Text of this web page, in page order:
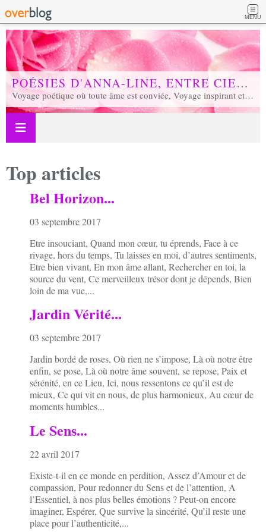
MENU
POÉSIES D'ANNA-LINE, ENTRE CIEL ET TERRE...
Voyage poétique où toute âme est conviée, Voyage inspirant et inspiré, Voyage en soi et d'unité, Voyage au coeur de notre réalité...
Top articles
Bel Horizon...
03 septembre 2017
Etre insouciant, Quand mon cœur, tu éprends, Face à ce
rivage, hors du temps, Tu laisses en moi, d’autres sentiments,
Etre bien vivant, En mon âme allant, Rechercher en toi, la
source du vent, Ce merveilleux trésor dont je dépends, Bien
loin de ma vue,...
Jardin Vérité...
03 septembre 2017
Jardin bordé de roses, Où rien ne s’impose, Là où notre être
enfin, se pose, Là où notre âme souvent, se repose, Paix et
sérénité, en ce Lieu, Ici, nous ressentons ce qu’il est de
mieux, Ce qui vit en nous, de plus harmonieux, Au cœur de
moments humbles...
Le Sens...
22 avril 2017
Existe-t-il en ce monde en perdition, Assez d’Amour et de
compassion, Pour redonner du Sens et de l’attention, A
l’Essentiel, à nos plus belles émotions ? Peut-on encore
imaginer, Espérer, Que survive la sincérité, Qu’il reste une
place pour l’authenticité,...